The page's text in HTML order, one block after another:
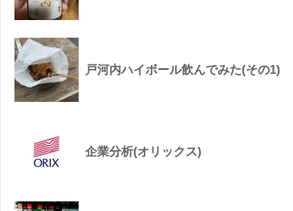
戸河内ハイボール飲んでみた(その1)
企業分析(オリックス)